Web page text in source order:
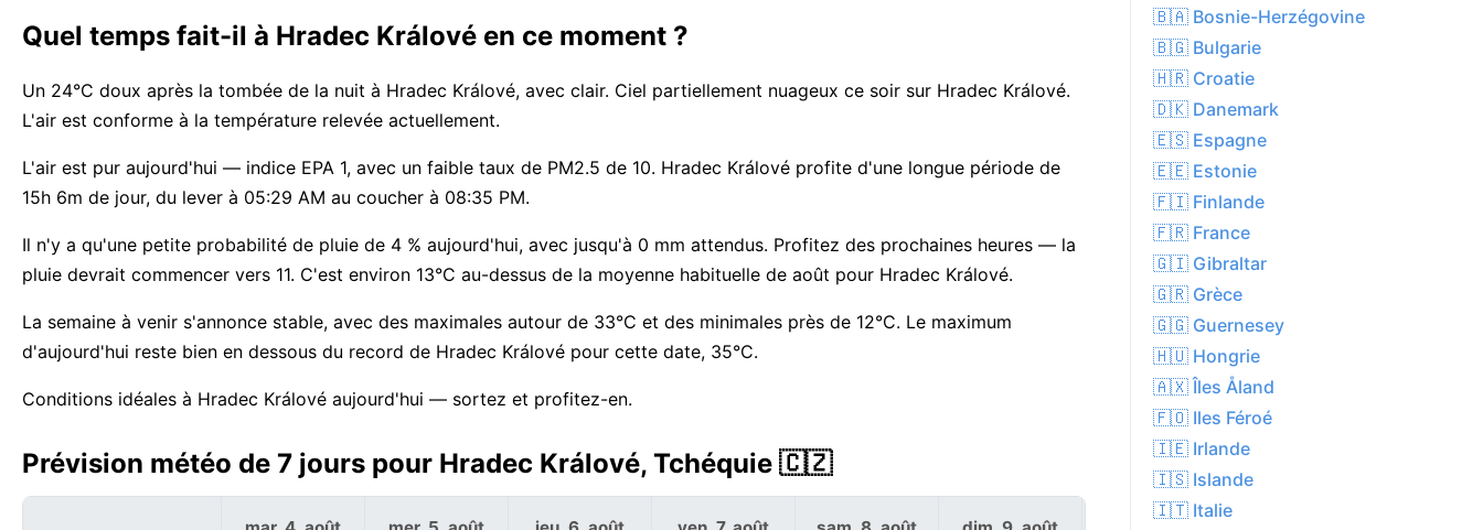
Quel temps fait-il à Hradec Králové en ce moment ?
Un 24°C doux après la tombée de la nuit à Hradec Králové, avec clair. Ciel partiellement nuageux ce soir sur Hradec Králové.
L'air est conforme à la température relevée actuellement.
L'air est pur aujourd'hui — indice EPA 1, avec un faible taux de PM2.5 de 10. Hradec Králové profite d'une longue période de
15h 6m de jour, du lever à 05:29 AM au coucher à 08:35 PM.
Il n'y a qu'une petite probabilité de pluie de 4 % aujourd'hui, avec jusqu'à 0 mm attendus. Profitez des prochaines heures — la
pluie devrait commencer vers 11. C'est environ 13°C au-dessus de la moyenne habituelle de août pour Hradec Králové.
La semaine à venir s'annonce stable, avec des maximales autour de 33°C et des minimales près de 12°C. Le maximum
d'aujourd'hui reste bien en dessous du record de Hradec Králové pour cette date, 35°C.
Conditions idéales à Hradec Králové aujourd'hui — sortez et profitez-en.
Prévision météo de 7 jours pour Hradec Králové, Tchéquie 🇨🇿
🇧🇦 Bosnie-Herzégovine
🇧🇬 Bulgarie
🇭🇷 Croatie
🇩🇰 Danemark
🇪🇸 Espagne
🇪🇪 Estonie
🇫🇮 Finlande
🇫🇷 France
🇬🇮 Gibraltar
🇬🇷 Grèce
🇬🇬 Guernesey
🇭🇺 Hongrie
🇦🇽 Îles Åland
🇫🇴 Iles Féroé
🇮🇪 Irlande
🇮🇸 Islande
🇮🇹 Italie